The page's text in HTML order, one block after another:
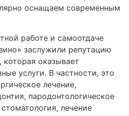
оснащаем современным
работе и самоотдаче
заслужили репутацию
которая оказывает
услуги. В частности, это
лечение,
пародонтологическое
лечение